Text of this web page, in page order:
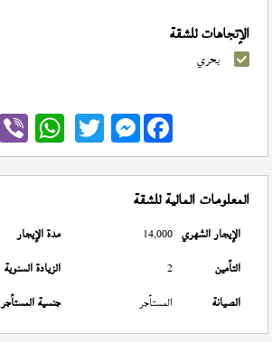
الإتجاهات للشقة
بحري
Messenger
المعلومات المالية للشقة
الإيجار الشهري 14,000 مدة الإيجار
التأمين
2 الزيادة السنوية
الصيانة
المستأجر جنسية المستأجر